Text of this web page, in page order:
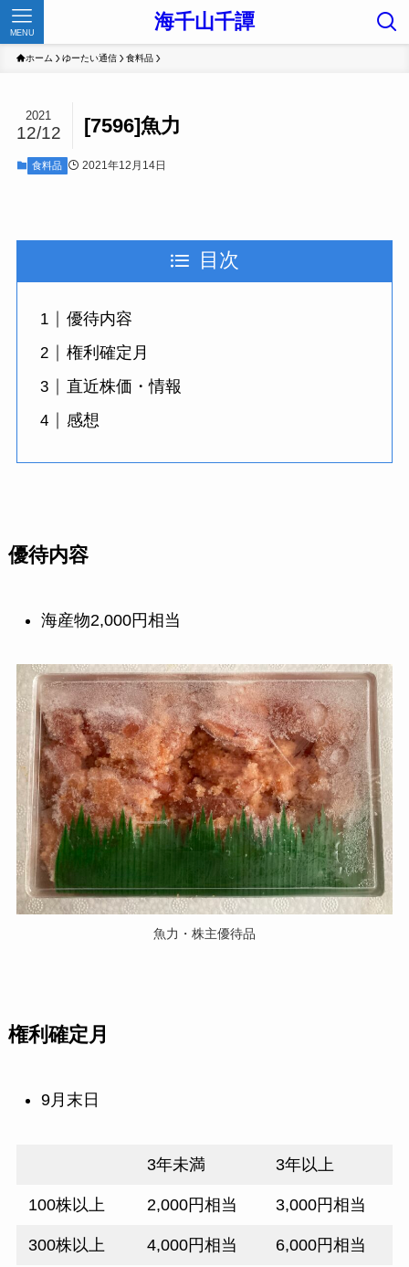
海千山千譚
MENU
ホーム ゆーたい通信 食料品
[7596]魚力
2021
12/12
食料品 2021年12月14日
目次
優待内容
権利確定月
直近株価・情報
感想
優待内容
海産物2,000円相当
魚力・株主優待品
権利確定月
9月末日
3年未満 3年以上
100株以上 2,000円相当 3,000円相当
300株以上 4,000円相当 6,000円相当